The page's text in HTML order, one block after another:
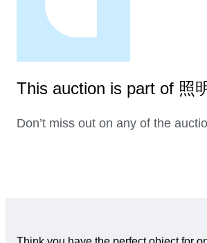
This auction is part of 照
Don’t miss out on any of the